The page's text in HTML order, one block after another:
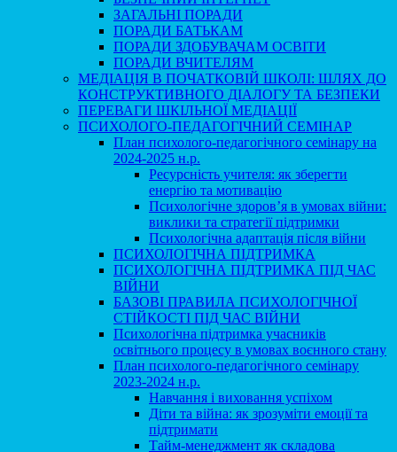
ЗАГАЛЬНІ ПОРАДИ
ПОРАДИ БАТЬКАМ
ПОРАДИ ЗДОБУВАЧАМ ОСВІТИ
ПОРАДИ ВЧИТЕЛЯМ
МЕДІАЦІЯ В ПОЧАТКОВІЙ ШКОЛІ: ШЛЯХ ДО
КОНСТРУКТИВНОГО ДІАЛОГУ ТА БЕЗПЕКИ
ПЕРЕВАГИ ШКІЛЬНОЇ МЕДІАЦІЇ
ПСИХОЛОГО-ПЕДАГОГІЧНИЙ СЕМІНАР
План психолого-педагогічного семінару на
2024-2025 н.р.
Ресурсність учителя: як зберегти
енергію та мотивацію
Психологічне здоров’я в умовах війни:
виклики та стратегії підтримки
Психологічна адаптація після війни
ПСИХОЛОГІЧНА ПІДТРИМКА
ПСИХОЛОГІЧНА ПІДТРИМКА ПІД ЧАС
ВІЙНИ
БАЗОВІ ПРАВИЛА ПСИХОЛОГІЧНОЇ
СТІЙКОСТІ ПІД ЧАС ВІЙНИ
Психологічна підтримка учасників
освітнього процесу в умовах воєнного стану
План психолого-педагогічного семінару
2023-2024 н.р.
Навчання і виховання успіхом
Діти та війна: як зрозуміти емоції та
підтримати
Тайм-менеджмент як складова